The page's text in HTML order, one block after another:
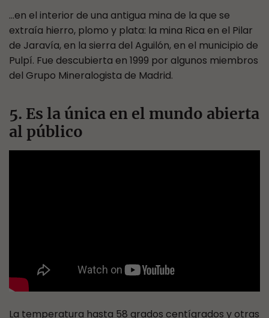
…en el interior de una antigua mina de la que se
extraía hierro, plomo y plata: la mina Rica en el Pilar
de Jaravía, en la sierra del Aguilón, en el municipio de
Pulpí. Fue descubierta en 1999 por algunos miembros
del Grupo Mineralogista de Madrid.
5. Es la única en el mundo abierta
al público
La temperatura hasta 58 grados centígrados y otras